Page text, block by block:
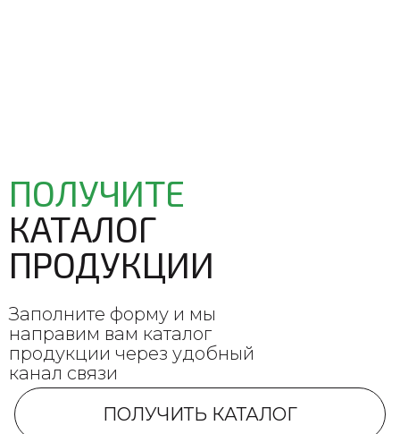
Заполните форму и мы
направим вам каталог
продукции через удобный
канал связи
ПОЛУЧИТЕ
КАТАЛОГ
ПРОДУКЦИИ
ПОЛУЧИТЬ КАТАЛОГ